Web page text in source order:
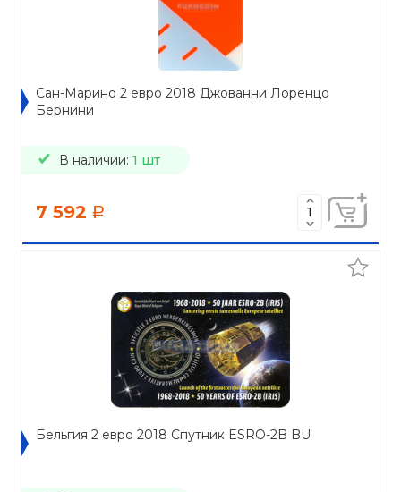
Сан-Марино 2 евро 2018 Джованни Лоренцо
Бернини
В наличии: 1 шт
7 592 a
Бельгия 2 евро 2018 Спутник ESRO-2B BU